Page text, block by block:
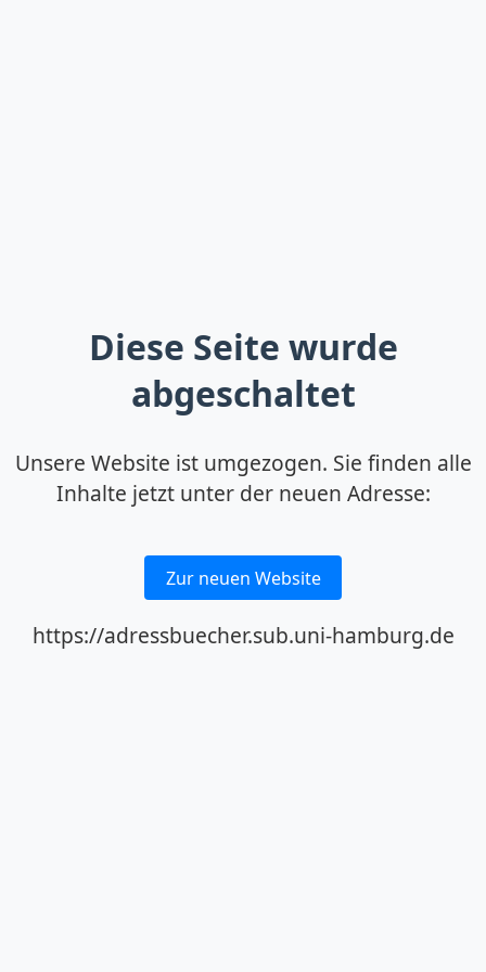
Diese Seite wurde
abgeschaltet
Unsere Website ist umgezogen. Sie finden alle
Inhalte jetzt unter der neuen Adresse:
Zur neuen Website
https://adressbuecher.sub.uni-hamburg.de